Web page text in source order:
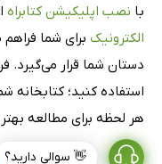
👋 سوالی دارید؟
با نصب اپلیکیشن کتابراه
الکترونیک برای شما
دستان شما قرار می‌گیرد.
استفاده کنید؛
هر لحظه برای مطالعه